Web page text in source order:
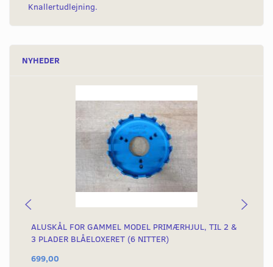
Knallertudlejning.
NYHEDER
ALUSKÅL FOR GAMMEL MODEL PRIMÆRHJUL, TIL 2 &
3 PLADER BLÅELOXERET (6 NITTER)
699,00